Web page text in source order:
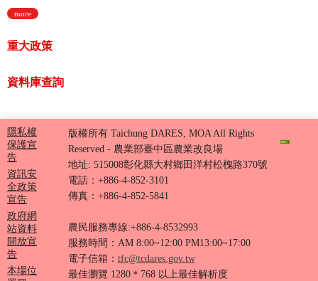
more
重大政策
資料庫查詢
隱私權
保護宣
告
資訊安
全政策
宣告
政府網
站資料
開放宣
告
本場位
版權所有 Taichung DARES, MOA All Rights
Reserved - 農業部臺中區農業改良場
地址: 515008彰化縣大村鄉田洋村松槐路370號
電話：+886-4-852-3101
傳真：+886-4-852-5841
農民服務專線:+886-4-8532993
服務時間：AM 8:00~12:00 PM13:00~17:00
電子信箱： tfc@tcdares.gov.tw
最佳瀏覽 1280＊768 以上最佳解析度